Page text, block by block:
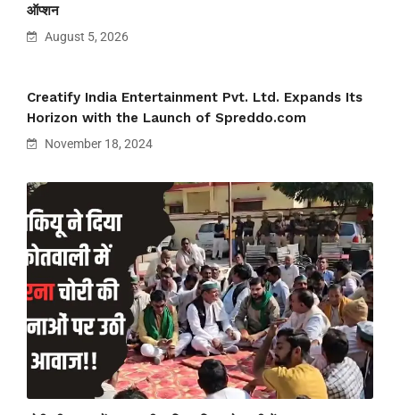
ऑप्शन
August 5, 2026
Creatify India Entertainment Pvt. Ltd. Expands Its
Horizon with the Launch of Spreddo.com
November 18, 2024